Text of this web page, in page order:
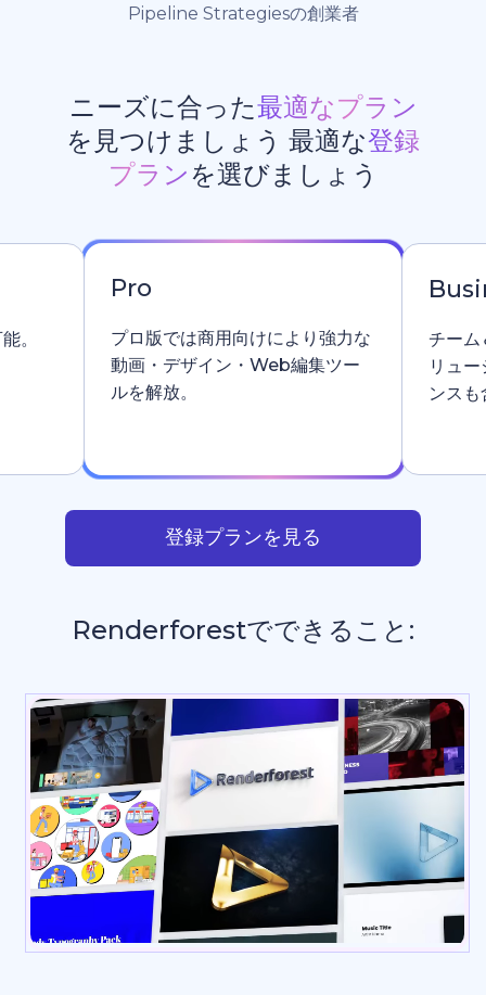
Pipeline Strategiesの創業者
ニーズに合った最適なプラン
を見つけましょう 最適な登録
プランを選びましょう
。
Pro
プロ版では商用向けにより強力な
動画・デザイン・Web編集ツー
ルを解放。
チーム
リュ
ンス
登録プランを見る
Renderforestでできること: